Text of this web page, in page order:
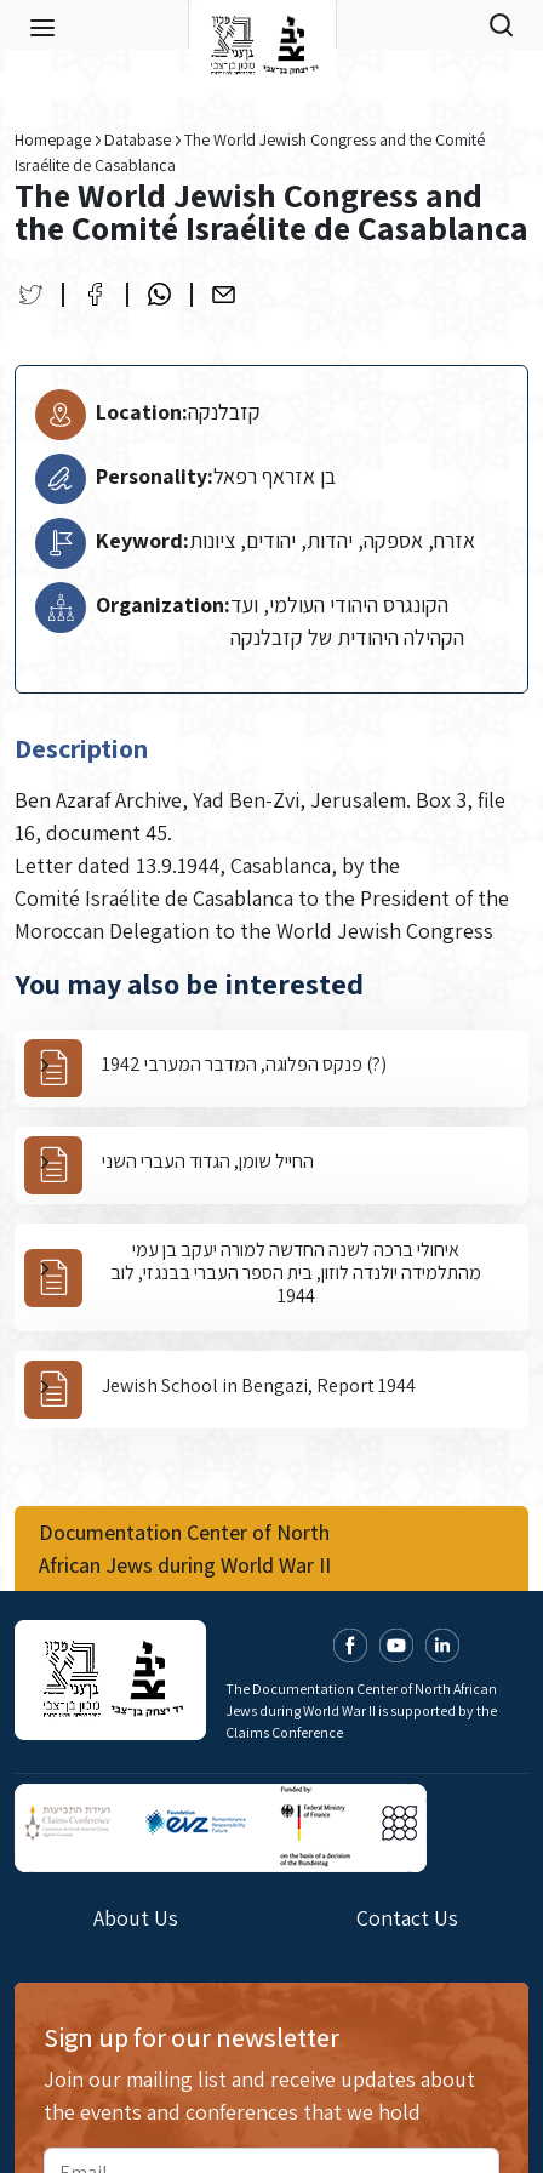
Homepage Database
The World Jewish Congress and the Comité
Israélite de Casablanca
The World Jewish Congress and
the Comité Israélite de Casablanca
Location:קזבלנקה
Personality:בן אזראף רפאל
Keyword:אזרח, אספקה, יהדות, יהודים, ציונות
Organization:הקונגרס היהודי העולמי, ועד
הקהילה היהודית של קזבלנקה
Description
Ben Azaraf Archive, Yad Ben-Zvi, Jerusalem. Box 3, file
16, document 45.
Letter dated 13.9.1944, Casablanca, by the
Comité Israélite de Casablanca to the President of the
Moroccan Delegation to the World Jewish Congress
You may also be interested
פנקס הפלוגה, המדבר המערבי 1942 (?)
החייל שומן, הגדוד העברי השני
איחולי ברכה לשנה החדשה למורה יעקב בן עמי
מהתלמידה יולנדה לוזון, בית הספר העברי בבנגזי, לוב
1944
Jewish School in Bengazi, Report 1944
Documentation Center of North
African Jews during World War II
The Documentation Center of North African
Jews during World War II is supported by the
Claims Conference
About Us Contact Us
Sign up for our newsletter
Join our mailing list and receive updates about
the events and conferences that we hold